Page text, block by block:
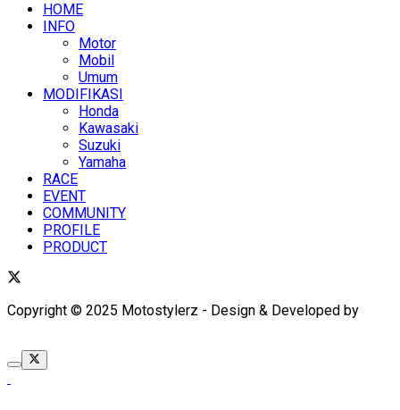
HOME
INFO
Motor
Mobil
Umum
MODIFIKASI
Honda
Kawasaki
Suzuki
Yamaha
RACE
EVENT
COMMUNITY
PROFILE
PRODUCT
Copyright © 2025 Motostylerz - Design & Developed by